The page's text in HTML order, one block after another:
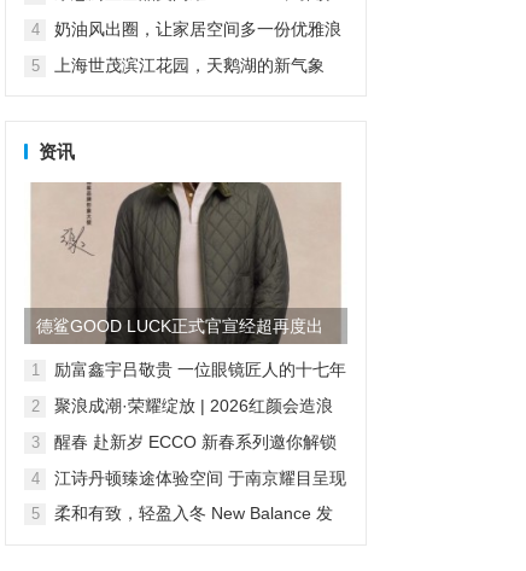
4
奶油风出圈，让家居空间多一份优雅浪
5 上海世茂滨江花园，天鹅湖的新气象
资讯
德鲨GOOD LUCK正式官宣经超再度出
任品牌形象大使
1
励富鑫宇吕敬贵 一位眼镜匠人的十七年
2
聚浪成潮·荣耀绽放 | 2026红颜会造浪
3
醒春 赴新岁 ECCO 新春系列邀你解锁
4 江诗丹顿臻途体验空间 于南京耀目呈现
5
柔和有致，轻盈入冬 New Balance 发